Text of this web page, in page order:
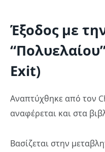
Έξοδος με
Exit)
Αναπτύχθηκε από τον
αναφέρεται και στα
Βασίζεται στην